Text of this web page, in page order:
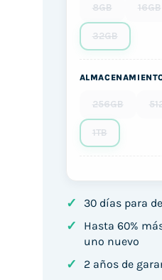
8GB 16GB
32GB
256GB
1TB
✓ 30 días para
✓
Hasta 60%
uno nuevo
✓ 2 años de